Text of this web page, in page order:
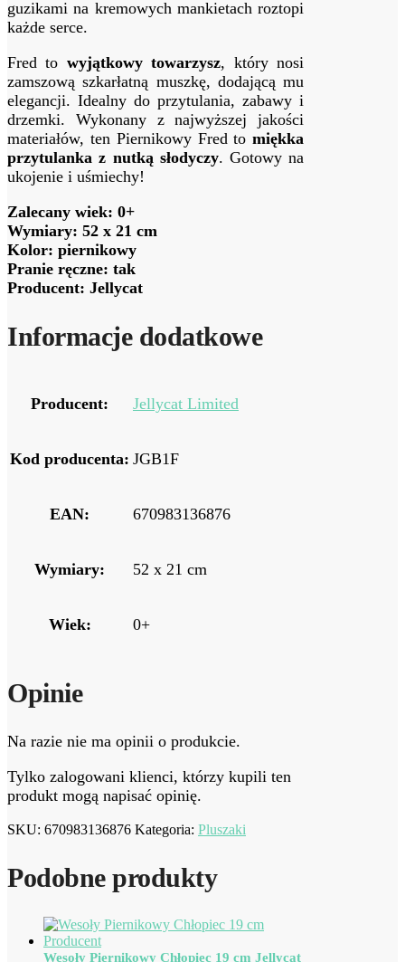
guzikami na kremowych mankietach roztopi
każde serce.
Fred to wyjątkowy towarzysz, który nosi
zamszową szkarłatną muszkę, dodającą mu
elegancji. Idealny do przytulania, zabawy i
drzemki. Wykonany z najwyższej jakości
materiałów, ten Piernikowy Fred tomiękka
przytulanka z nutką słodyczy. Gotowy na
ukojenie i uśmiechy!
Zalecany wiek: 0+
Wymiary: 52 x 21 cm
Kolor: piernikowy
Pranie ręczne: tak
Producent: Jellycat
Informacje dodatkowe
Producent: Jellycat Limited
Kod producenta: JGB1F
EAN: 670983136876
Wymiary: 52 x 21 cm
Wiek: 0+
Opinie
Na razie nie ma opinii o produkcie.
Tylko zalogowani klienci, którzy kupili ten
produkt mogą napisać opinię.
SKU: 670983136876 Kategoria: Pluszaki
Podobne produkty
Wesoły Piernikowy Chłopiec 19 cm Jellycat